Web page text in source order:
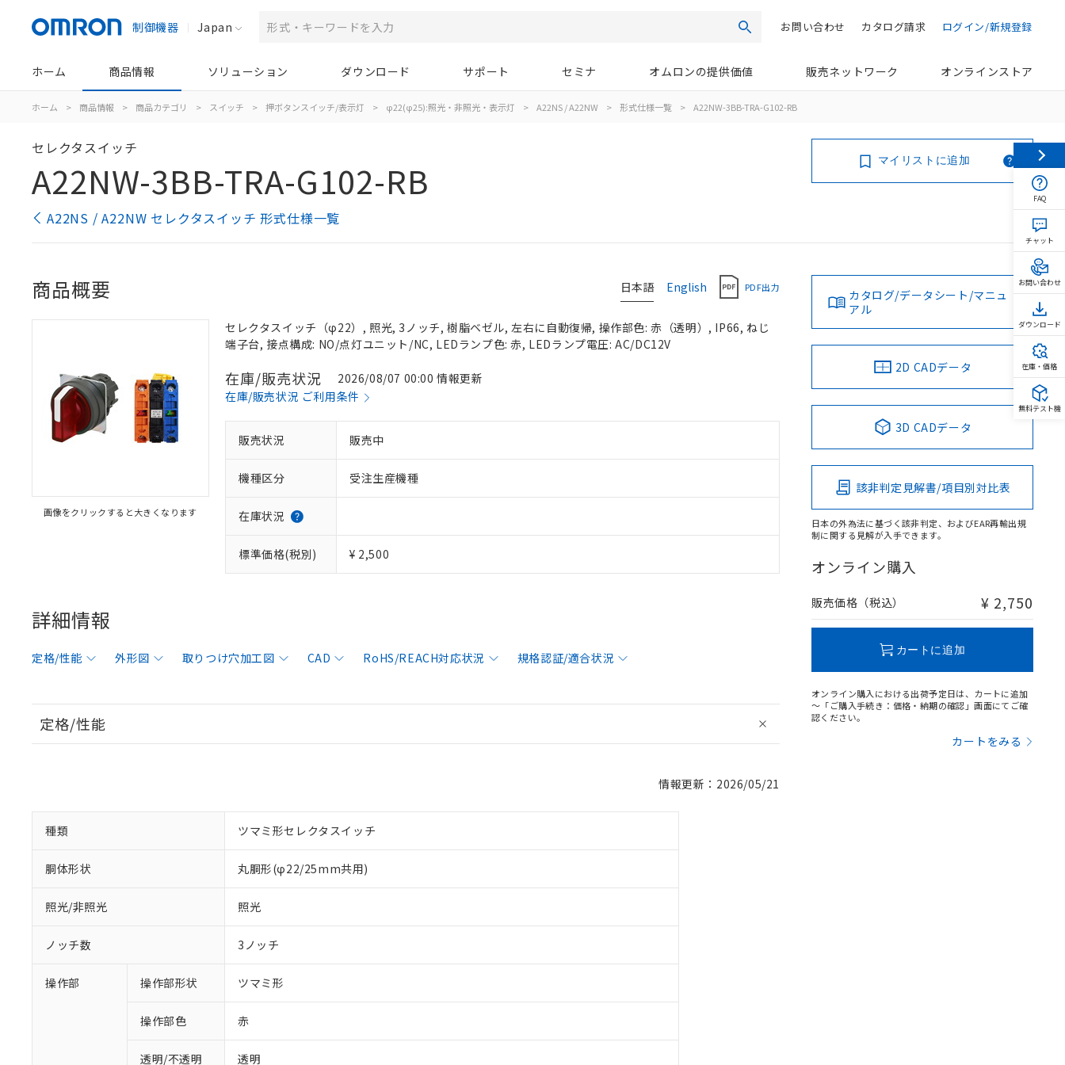
制御機器 Japan 検索 ログイン/新規登録
カタログ請求
お問い合わせ
ホーム 商品情報 ソリューション ダウンロード サポート セミナ オムロンの提供価値 販売ネットワーク オンラインストア
ホーム > 商品情報 > 商品カテゴリ > スイッチ > 押ボタンスイッチ/表示灯 > φ22(φ25):照光・非照光・表示灯 > A22NS / A22NW > 形式仕様一覧 > A22NW-3BB-TRA-G102-RB
セレクタスイッチ
A22NW-3BB-TRA-G102-RB
A22NS / A22NW セレクタスイッチ 形式仕様一覧
マイリストに追加
日本語 English PDF出力
商品概要
画像をクリックすると大きくなります
セレクタスイッチ（φ22）, 照光, 3ノッチ, 樹脂ベゼル, 左右に自動復帰, 操作部色: 赤（透明）, IP66, ねじ
端子台, 接点構成: NO/点灯ユニット/NC, LEDランプ色: 赤, LEDランプ電圧: AC/DC12V
在庫/販売状況
2026/08/07 00:00 情報更新
在庫/販売状況 ご利用条件
販売状況 販売中
機種区分 受注生産機種
在庫状況
標準価格(税別) ¥ 2,500
詳細情報
定格/性能 外形図 取りつけ穴加工図 CAD RoHS/REACH対応状況 規格認証/適合状況
定格/性能
情報更新：2026/05/21
種類 ツマミ形セレクタスイッチ
胴体形状 丸胴形(φ22/25mm共用)
照光/非照光 照光
ノッチ数 3ノッチ
操作部 操作部形状 ツマミ形
操作部色 赤
透明/不透明 透明
カタログ/データシート/マニュ
アル
2D CADデータ
3D CADデータ
該非判定見解書/項目別対比表
日本の外為法に基づく該非判定、およびEAR再輸出規
制に関する見解が入手できます。
オンライン購入
販売価格（税込） ¥ 2,750
カートに追加
オンライン購入における出荷予定日は、カートに追加
～「ご購入手続き：価格・納期の確認」画面にてご確
認ください。
カートをみる
FAQ
チャット
お問い合わせ
ダウンロード
在庫・価格
無料テスト機